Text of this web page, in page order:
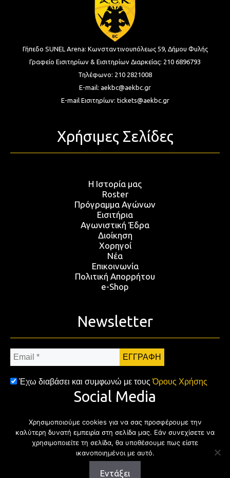
Γήπεδο SUNEL Arena: Κωνσταντινουπόλεως 59, Δήμου Φυλής
Γραφείο Εισιτηρίων & Εισιτηρίων Διαρκείας: 210 6896793
Τηλέφωνο: 210 2821008
E-mail: aekbc@aekbc.gr
E-mail Εισιτηρίων: tickets@aekbc.gr
Χρήσιμες Σελίδες
Η Ιστορία μας
Roster
Πρόγραμμα Αγώνων
Εισιτήρια
Αγωνιστική Έδρα
Διοίκηση
Χορηγοί
Νέα
Επικοινωνία
Πολιτική Απορρήτου
e-Shop
Newsletter
Email
*
Έχω διαβάσει και συμφωνώ με τουςΌρους Χρήσης
Social Media
FacebookTwitter Instagram
Χρησιμοποιούμε cookies για να σας προσφέρουμε την
καλύτερη δυνατή εμπειρία στη σελίδα μας. Εάν συνεχίσετε να
χρησιμοποιείτε τη σελίδα, θα υποθέσουμε πως είστε
ικανοποιημένοι με αυτό.
Εντάξει